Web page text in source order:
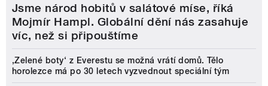
Jsme národ hobitů v salátové míse, říká
Mojmír Hampl. Globální dění nás zasahuje
víc, než si připouštíme
‚Zelené boty‘ z Everestu se možná vrátí domů. Tělo
horolezce má po 30 letech vyzvednout speciální tým